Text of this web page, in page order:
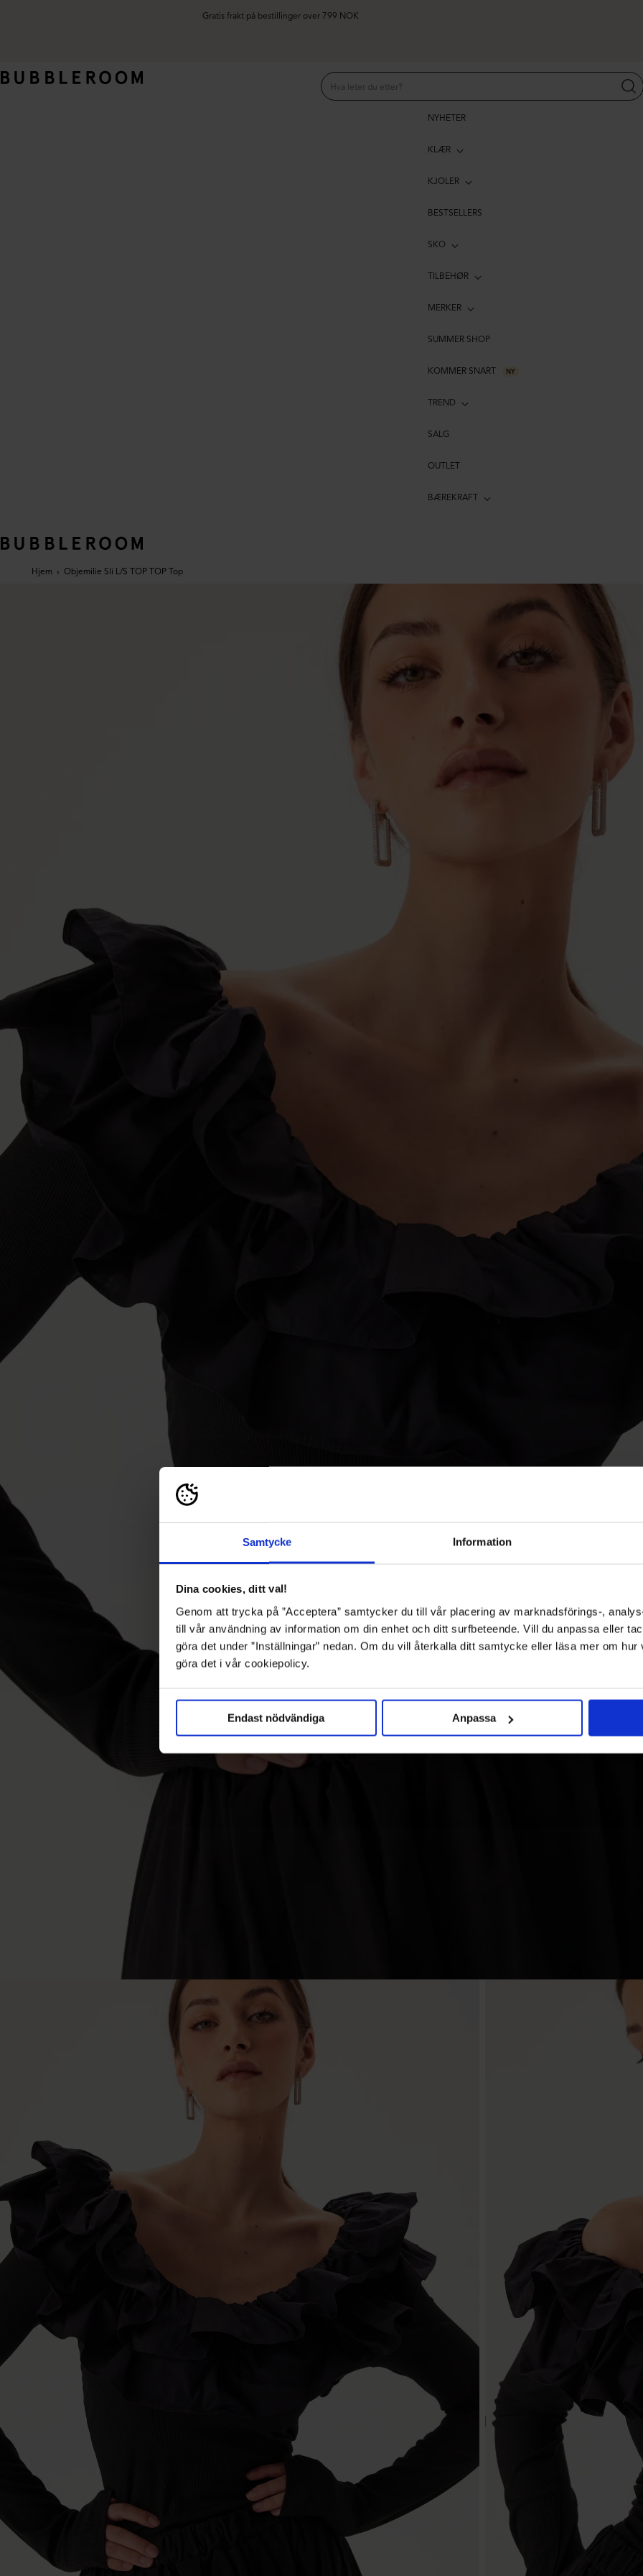
Samtycke Information
Dina cookies, ditt val!
Genom att trycka på ”Acceptera” samtycker du till vår placering av marknadsförings-,
till vår användning av information om din enhet och ditt surfbeteende. Vill du anpassa eller
göra det under ”Inställningar” nedan. Om du vill återkalla ditt samtycke eller läsa mer om
göra det i vår cookiepolicy.
Endast nödvändiga Anpassa
Gratis frakt på bestillinger over 799 NOK
NYHETER
KLÆR
KJOLER
BESTSELLERS
SKO
TILBEHØR
MERKER
SUMMER SHOP
KOMMER SNART NY
TREND
SALG
OUTLET
BÆREKRAFT
Hjem › Objemilie Sli L/S TOP TOP Top